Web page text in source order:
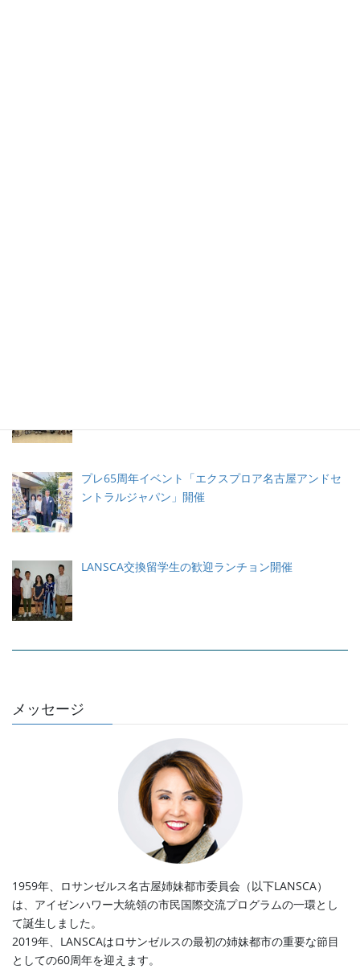
プレ65周年イベント「エクスプロア名古屋アンドセ
ントラルジャパン」開催
LANSCA交換留学生の歓迎ランチョン開催
メッセージ
1959年、ロサンゼルス名古屋姉妹都市委員会（以下LANSCA）
は、アイゼンハワー大統領の市民国際交流プログラムの一環とし
て誕生しました。
2019年、LANSCAはロサンゼルスの最初の姉妹都市の重要な節目
としての60周年を迎えます。